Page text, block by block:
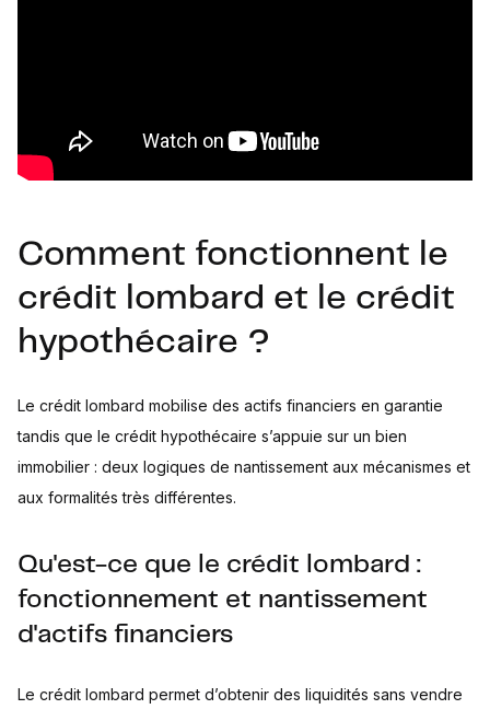
Comment fonctionnent le
crédit lombard et le crédit
hypothécaire ?
Le crédit lombard mobilise des actifs financiers en garantie
tandis que le crédit hypothécaire s’appuie sur un bien
immobilier : deux logiques de nantissement aux mécanismes et
aux formalités très différentes.
Qu'est-ce que le crédit lombard :
fonctionnement et nantissement
d'actifs financiers
Le crédit lombard permet d’obtenir des liquidités sans vendre